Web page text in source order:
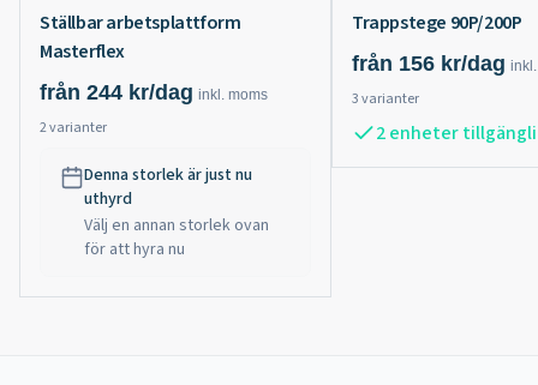
Ställbar arbetsplattform
Masterflex
från 244 kr/dag inkl. moms
2varianter
Denna storlek är just nu
uthyrd
Välj en annan storlek ovan
för att hyra nu
Trappstege 90P/200P
från 156 kr/dag inkl.
3varianter
2 enheter